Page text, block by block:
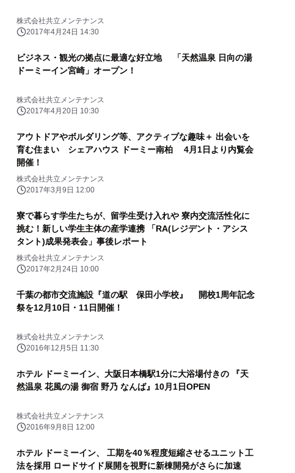
株式会社共立メンテナンス
2017年4月24日 14:30
ビジネス・観光の拠点に最適な好立地 「天然温泉 日向の湯
ドーミーイン宮崎」オープン！
株式会社共立メンテナンス
2017年4月20日 10:30
アウトドアやボルダリング等、アクティブな趣味＋ 出会いを
育む住まい シェアハウス ドーミー南柏 4月1日より内覧会
開催！
株式会社共立メンテナンス
2017年3月9日 12:00
寮で暮らす学生たちが、留学生受け入れや 寮内交流活性化に
挑む！新しい学生主体の産学連携 「RA(レジデント・アシス
タント)成果発表会」事後レポート
株式会社共立メンテナンス
2017年2月24日 10:00
千葉の都市交流施設『道の駅 保田小学校』 開校1周年記念
祭を12月10日・11日開催！
株式会社共立メンテナンス
2016年12月5日 11:30
ホテル ドーミーイン、大阪日本橋駅1分に大浴場付きの 『天
然温泉 花風の湯 御宿 野乃 なんば』10月1日OPEN
株式会社共立メンテナンス
2016年9月8日 12:00
ホテル ドーミーイン、 工期を40％程度短縮させるユニット工
法を採用 ロードサイド展開を視野に新棟開発がさらに加速